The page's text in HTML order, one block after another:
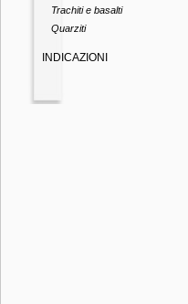
Trachiti e basalti
Quarziti
INDICAZIONI